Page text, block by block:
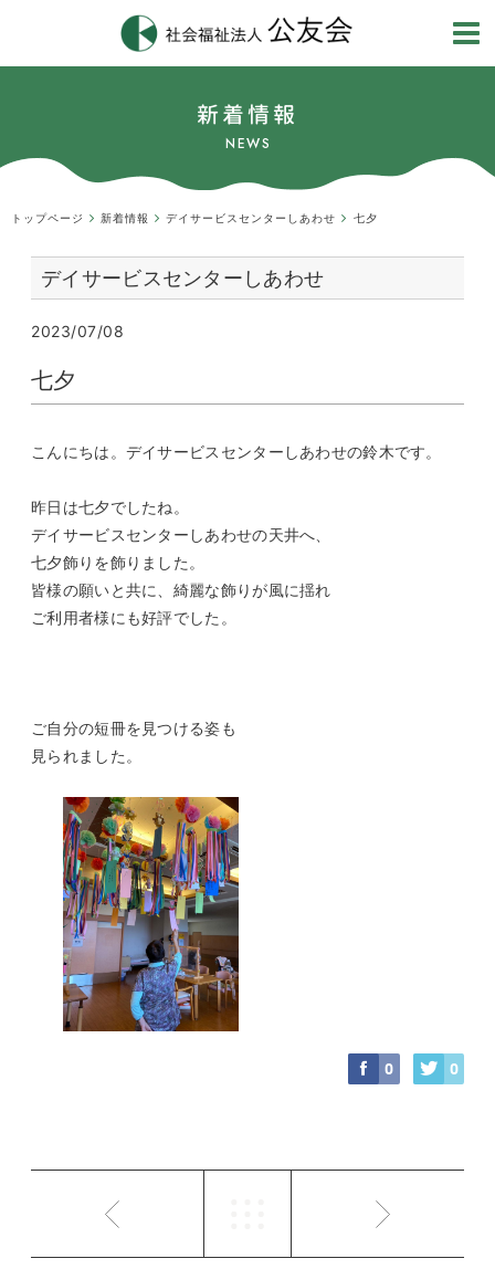
新着情報
NEWS
トップページ 新着情報 デイサービスセンターしあわせ 七夕
デイサービスセンターしあわせ
2023/07/08
七夕
こんにちは。デイサービスセンターしあわせの鈴木です。
昨日は七夕でしたね。
デイサービスセンターしあわせの天井へ、
七夕飾りを飾りました。
皆様の願いと共に、綺麗な飾りが風に揺れ
ご利用者様にも好評でした。
ご自分の短冊を見つける姿も
見られました。
0 0